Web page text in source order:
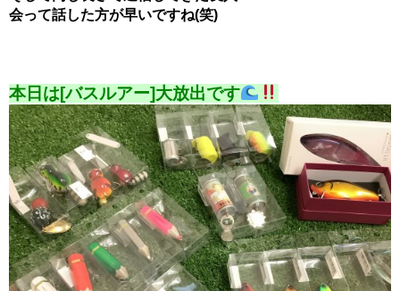
会って話した方が早いですね(笑)
本日は[バスルアー]大放出です